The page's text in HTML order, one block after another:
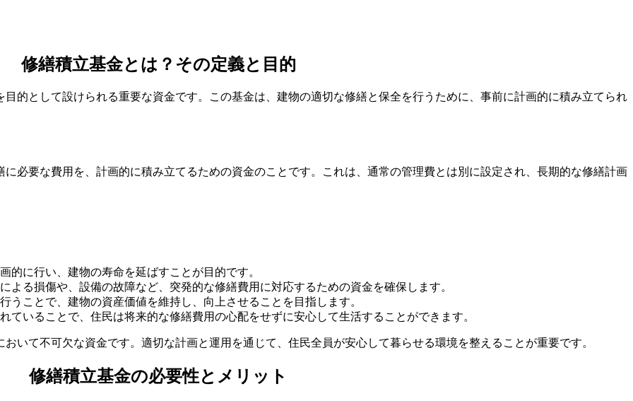
修繕積立基金とは？その定義と目的
的として設けられる重要な資金です。この基金は、建物の適切な修繕と保全を行うために、事前に計画的に積み立てられ
必要な費用を、計画的に積み立てるための資金のことです。これは、通常の管理費とは別に設定され、長期的な修繕計画
的に行い、建物の寿命を延ばすことが目的です。
よる損傷や、設備の故障など、突発的な修繕費用に対応するための資金を確保します。
うことで、建物の資産価値を維持し、向上させることを目指します。
ていることで、住民は将来的な修繕費用の心配をせずに安心して生活することができます。
いて不可欠な資金です。適切な計画と運用を通じて、住民全員が安心して暮らせる環境を整えることが重要です。
修繕積立基金の必要性とメリット